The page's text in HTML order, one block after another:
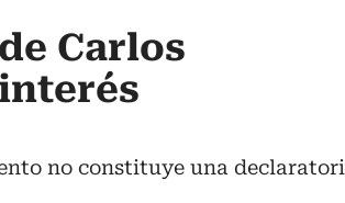
Carlos
no constituye una